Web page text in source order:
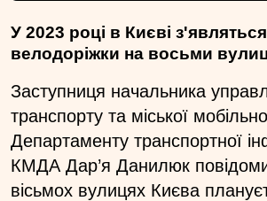
У 2023 році в Києві
велодоріжки на восьми
Заступниця начальника
транспорту та міської
Департаменту транспортної
КМДА Дар’я Данилюк
вісьмох вулицях Києва